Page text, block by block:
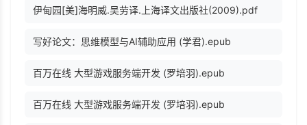
伊甸园[美]海明威.吴劳译.上海译文出版社(2009).pdf
写好论文：思维模型与AI辅助应用 (学君).epub
百万在线 大型游戏服务端开发 (罗培羽).epub
百万在线 大型游戏服务端开发 (罗培羽).epub